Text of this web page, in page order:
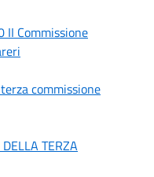
Commissione
commissione
TERZA